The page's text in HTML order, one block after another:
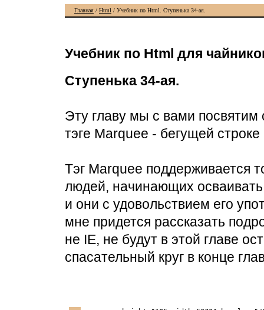
Главная / Html / Учебник по Html. Ступенька 34-ая.
Учебник по Html для
Ступенька 34-ая.
Эту главу мы с вами посвятим
тэге Marquee - бегущей строке
Тэг Marquee поддерживается
людей, начинающих осваивать
и они с удовольствием его
мне придется рассказать
не IE, не будут в этой главе
спасательный круг в конце